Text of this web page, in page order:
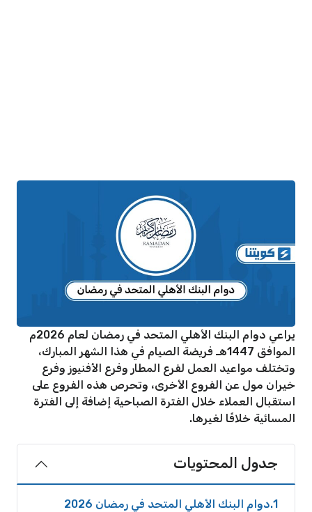
يراعي دوام البنك الأهلي المتحد في رمضان لعام 2026م
الموافق 1447هـ فريضة الصيام في هذا الشهر المبارك،
وتختلف مواعيد العمل لفرع المطار وفرع الأفنيوز وفرع
خيران مول عن الفروع الأخرى، وتحرص هذه الفروع على
استقبال العملاء خلال الفترة الصباحية إضافة إلى الفترة
المسائية خلافًا لغيرها.
جدول المحتويات
1 دوام البنك الأهلي المتحد في رمضان 2026